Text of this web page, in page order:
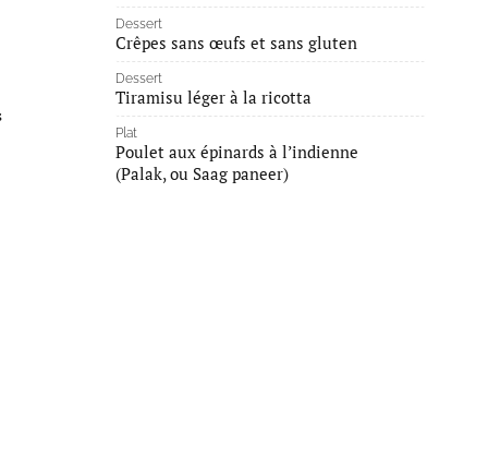
Dessert
Crêpes sans œufs et sans gluten
Dessert
Tiramisu léger à la ricotta
Plat
Poulet aux épinards à l’indienne
(Palak, ou Saag paneer)